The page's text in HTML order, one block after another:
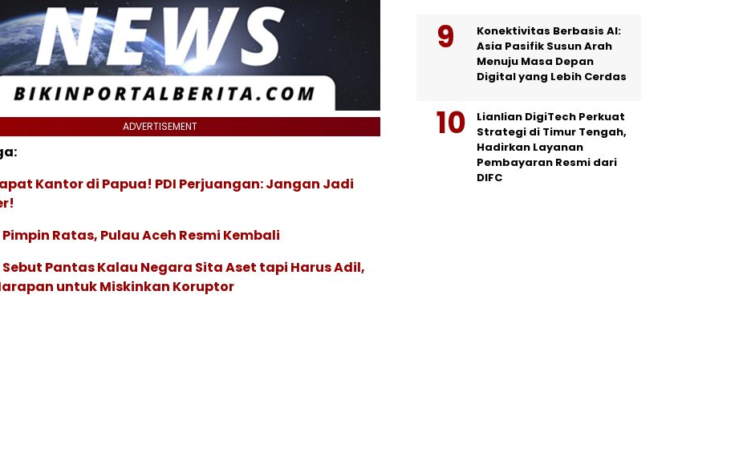
ADVERTISEMENT
Kantor di Papua! PDI Perjuangan: Jangan Jadi
Ratas, Pulau Aceh Resmi Kembali
Pantas Kalau Negara Sita Aset tapi Harus Adil,
untuk Miskinkan Koruptor
Konektivitas Berbasis AI:
Asia Pasifik Susun Arah
Menuju Masa Depan
Digital yang Lebih Cerdas
Lianlian DigiTech Perkuat
Strategi di Timur Tengah,
Hadirkan Layanan
Pembayaran Resmi dari
DIFC